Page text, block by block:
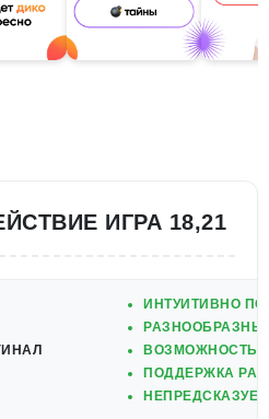
ИГРА 18,21
ИНТУИТИВНО
ВОЗМОЖНОСТЬ
ПОДДЕРЖКА